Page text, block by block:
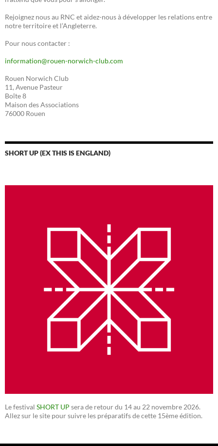
Rejoignez nous au RNC et aidez-nous à développer les relations entre
notre territoire et l’Angleterre.
Pour nous contacter :
information@rouen-norwich-club.com
Rouen Norwich Club
11, Avenue Pasteur
Boîte 8
Maison des Associations
76000 Rouen
SHORT UP (EX THIS IS ENGLAND)
Le festival SHORT UP sera de retour du 14 au 22 novembre 2026.
Allez sur le site pour suivre les préparatifs de cette 15ème édition.